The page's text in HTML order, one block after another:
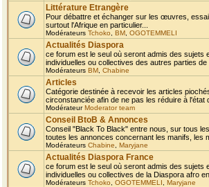
Littérature Etrangère
Pour débattre et échanger sur les œuvres,
surtout l'Afrique en particulier...
Modérateurs Tchoko BM OGOTEMMELI
Actualités Diaspora
ce forum est le seul où seront admis des sujets
individuelles ou collectives des autres parties de
Modérateurs BM Chabine
Articles
Catégorie destinée à recevoir les articles
circonstanciée afin de ne pas les réduire à l'état
ModérateurModerator team
Conseil BtoB & Annonces
Conseil "Black To Black" entre nous, sur tous
toutes les annonces concernant les manifs, les
Modérateurs Chabine Maryjane
Actualités Diaspora France
ce forum est le seul où seront admis des sujets
individuelles ou collectives de la Diaspora afro
Modérateurs Tchoko OGOTEMMELI Maryjane